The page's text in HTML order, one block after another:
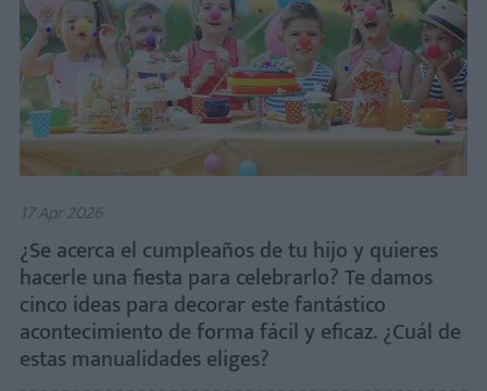
17 Apr 2026
¿Se acerca el cumpleaños de tu hijo y quieres
hacerle una fiesta para celebrarlo? Te damos
cinco ideas para decorar este fantástico
acontecimiento de forma fácil y eficaz. ¿Cuál de
estas manualidades eliges?